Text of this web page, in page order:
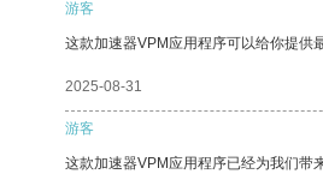
游客
这款加速器VPM应用程序可以给你提供
2025-08-31
游客
这款加速器VPM应用程序已经为我们带